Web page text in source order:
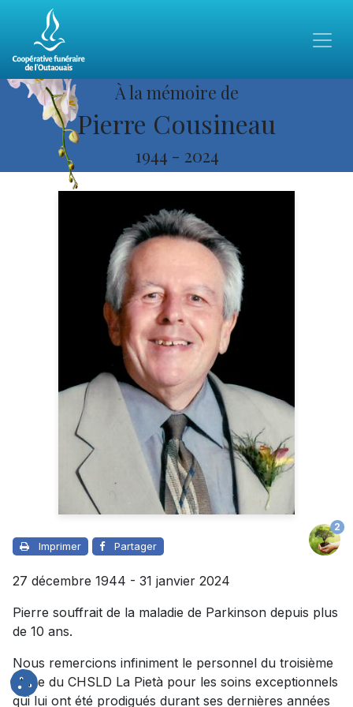
À la mémoire de
Pierre Cousineau
1944 - 2024
Imprimer Partager
2
27 décembre 1944 - 31 janvier 2024
Pierre souffrait de la maladie de Parkinson depuis plus
de 10 ans.
Nous remercions infiniment le personnel du troisième
étage du CHSLD La Pietà pour les soins exceptionnels
qui lui ont été prodigués durant ses dernières années